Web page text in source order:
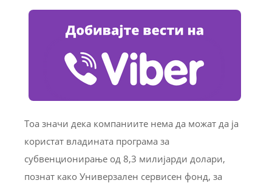
Тоа значи дека компаниите нема да можат да ја
користат владината програма за
субвенционирање од 8,3 милијарди долари,
познат како Универзален сервисен фонд, за